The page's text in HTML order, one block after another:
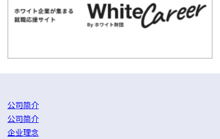
公司简介
公司简介
企业理念